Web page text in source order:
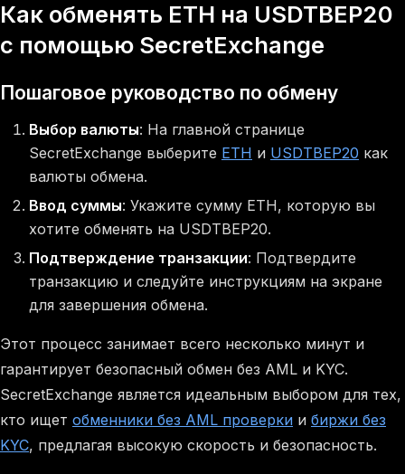
Как обменять ETH на USDTBEP20
с помощью SecretExchange
Пошаговое руководство по обмену
Выбор валюты: На главной странице
SecretExchange выберите ETH и USDTBEP20 как
валюты обмена.
Ввод суммы: Укажите сумму ETH, которую вы
хотите обменять на USDTBEP20.
Подтверждение транзакции: Подтвердите
транзакцию и следуйте инструкциям на экране
для завершения обмена.
Этот процесс занимает всего несколько минут и
гарантирует безопасный обмен без AML и KYC.
SecretExchange является идеальным выбором для тех,
кто ищет обменники без AML проверки и биржи без
KYC, предлагая высокую скорость и безопасность.